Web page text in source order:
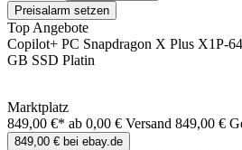
Preisalarm setzen
Top Angebote
Copilot+ PC Snapdragon X Plus X1P-
GB SSD Platin
Marktplatz
849,00 €* ab 0,00 € Versand 849,00 €
849,00 € bei ebay.de